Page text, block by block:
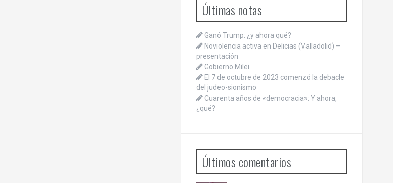
Últimas notas
Ganó Trump: ¿y ahora qué?
Noviolencia activa en Delicias (Valladolid) –
presentación
Gobierno Milei
El 7 de octubre de 2023 comenzó la debacle
del judeo-sionismo
Cuarenta años de «democracia»: Y ahora,
¿qué?
Últimos comentarios